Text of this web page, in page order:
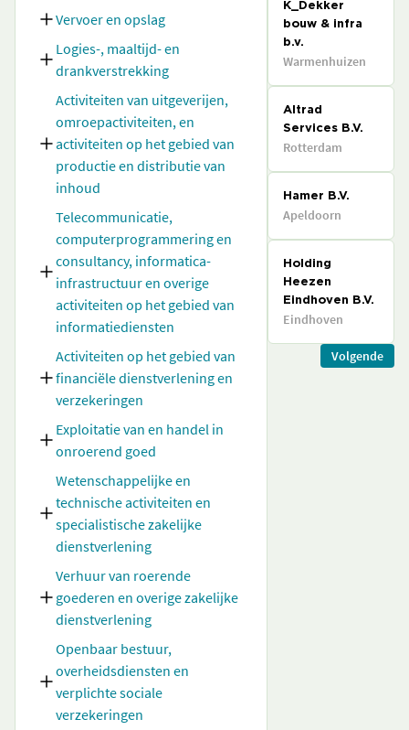
Vervoer en opslag
Logies-, maaltijd- en
drankverstrekking
Activiteiten van uitgeverijen,
omroepactiviteiten, en
activiteiten op het gebied van
productie en distributie van
inhoud
Telecommunicatie,
computerprogrammering en
consultancy, informatica-
infrastructuur en overige
activiteiten op het gebied van
informatiediensten
Activiteiten op het gebied van
financiële dienstverlening en
verzekeringen
Exploitatie van en handel in
onroerend goed
Wetenschappelijke en
technische activiteiten en
specialistische zakelijke
dienstverlening
Verhuur van roerende
goederen en overige zakelijke
dienstverlening
Openbaar bestuur,
overheidsdiensten en
verplichte sociale
verzekeringen
K_Dekker
bouw & infra
b.v.
Warmenhuizen
Altrad
Services B.V.
Rotterdam
Hamer B.V.
Apeldoorn
Holding
Heezen
Eindhoven B.V.
Eindhoven
Volgende